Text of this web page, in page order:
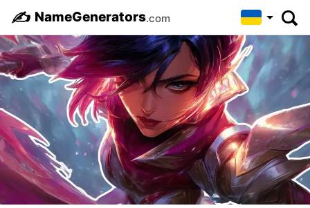
✍️ NameGenerators.com